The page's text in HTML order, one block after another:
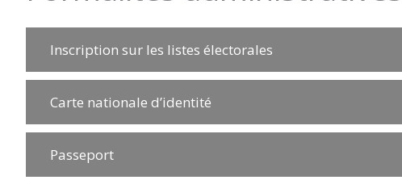
Inscription sur les listes électorales
Carte nationale d’identité
Passeport